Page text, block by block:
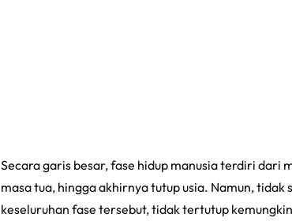
Secara garis besar, fase hidup manusia terdiri dari
masa tua, hingga akhirnya tutup usia. Namun,
keseluruhan fase tersebut, tidak tertutup